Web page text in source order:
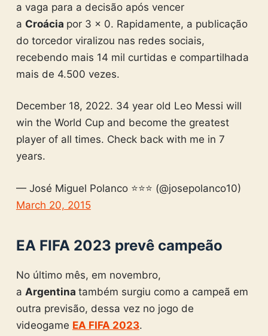
a vaga para a decisão após vencer
a Croácia por 3 x 0. Rapidamente, a publicação
do torcedor viralizou nas redes sociais,
recebendo mais 14 mil curtidas e compartilhada
mais de 4.500 vezes.
December 18, 2022. 34 year old Leo Messi will
win the World Cup and become the greatest
player of all times. Check back with me in 7
years.
— José Miguel Polanco ⭐️⭐️⭐️ (@josepolanco10)
March 20, 2015
EA FIFA 2023 prevê campeão
No último mês, em novembro,
a Argentina também surgiu como a campeã em
outra previsão, dessa vez no jogo de
videogame EA FIFA 2023.